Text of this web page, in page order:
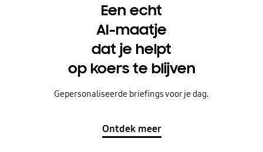
Een echt
AI-maatje
dat je helpt
op koers te blijven
Gepersonaliseerde briefings voor je dag.
Ontdek meer